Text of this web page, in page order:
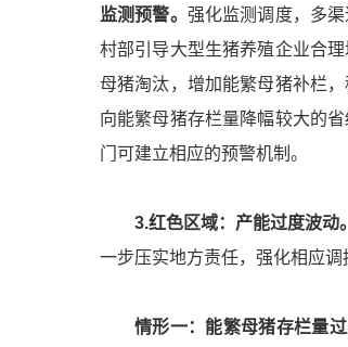
监测预警。 强化监测调度，多
村部引导大型生猪养殖企业合
母猪淘汰，增加能繁母猪补栏，
向能繁母猪存栏量降幅较大的
门可建立相应的预警机制。
3.红色区域：产能过度波动。
一步压实地方责任，强化相应调
情形一：能繁母猪存栏量过